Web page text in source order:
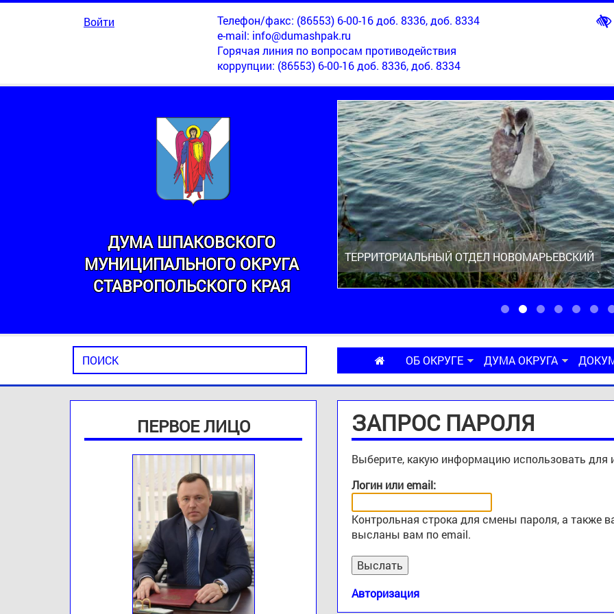
Войти
Телефон/факс: (86553) 6-00-16 доб. 8336, доб. 8334
e-mail: info@dumashpak.ru
Горячая линия по вопросам противодействия
коррупции: (86553) 6-00-16 доб. 8336, доб. 8334
ДУМА ШПАКОВСКОГО
МУНИЦИПАЛЬНОГО ОКРУГА
СТАВРОПОЛЬСКОГО КРАЯ
ТЕРРИТОРИАЛЬНЫЙ ОТДЕЛ НОВОМАРЬЕВСКИЙ
ОБ ОКРУГЕ ДУМА ОКРУГА
ПЕРВОЕ ЛИЦО ЗАПРОС ПАРОЛЯ
Выберите, какую информацию использовать для
Логин или email:
Контрольная строка для смены пароля, а также
высланы вам по email.
Авторизация